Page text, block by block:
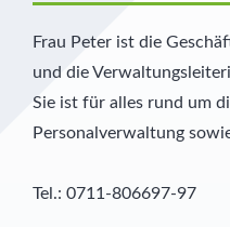
Frau Peter ist die
und die
Sie ist für alles rund um
Personalverwaltung
Tel.: 0711-806697-97